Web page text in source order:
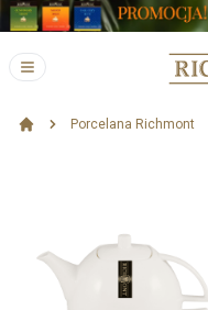
Porcelana Richmont